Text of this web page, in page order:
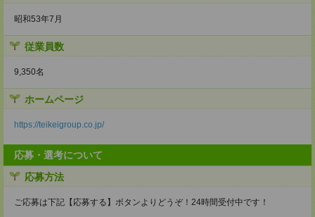
昭和53年7月
従業員数
9,350名
ホームページ
https://teikeigroup.co.jp/
応募・選考について
応募方法
ご応募は下記【応募する】ボタンよりどうぞ！24時間受付中です！